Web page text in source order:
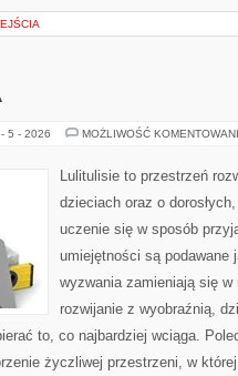
5 - 2026 MOŻLIWOŚĆ
Lulitulisie to przestrzeń
dzieciach oraz o
uczenie się w sposób
umiejętności są podawane
wyzwania zamieniają się w
rozwijanie z wyobraźnią,
to, co najbardziej wciąga.
życzliwej przestrzeni, w